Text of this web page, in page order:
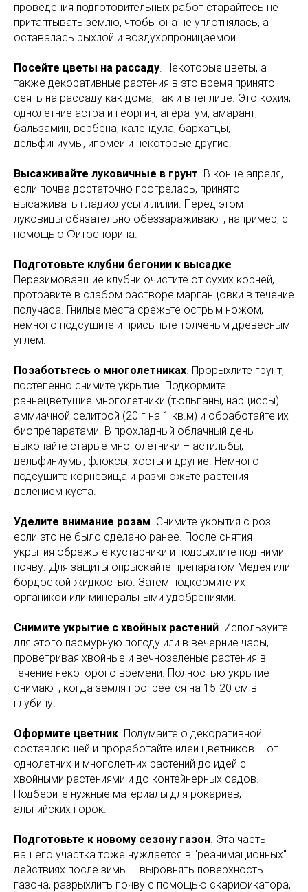
проведения подготовительных работ старайтесь не
притаптывать землю, чтобы она не уплотнялась, а
оставалась рыхлой и воздухопроницаемой.
Посейте цветы на рассаду. Некоторые цветы, а
также декоративные растения в это время принято
сеять на рассаду как дома, так и в теплице. Это кохия,
однолетние астра и георгин, агератум, амарант,
бальзамин, вербена, календула, бархатцы,
дельфиниумы, ипомеи и некоторые другие.
Высаживайте луковичные в грунт. В конце апреля,
если почва достаточно прогрелась, принято
высаживать гладиолусы и лилии. Перед этом
луковицы обязательно обеззараживают, например, с
помощью Фитоспорина.
Подготовьте клубни бегонии к высадке.
Перезимовавшие клубни очистите от сухих корней,
протравите в слабом растворе марганцовки в течение
получаса. Гнилые места срежьте острым ножом,
немного подсушите и присыпьте толченым древесным
углем.
Позаботьтесь о многолетниках. Прорыхлите грунт,
постепенно снимите укрытие. Подкормите
раннецветущие многолетники (тюльпаны, нарциссы)
аммиачной селитрой (20 г на 1 кв.м) и обработайте их
биопрепаратами. В прохладный облачный день
выкопайте старые многолетники – астильбы,
дельфиниумы, флоксы, хосты и другие. Немного
подсушите корневища и размножьте растения
делением куста.
Уделите внимание розам. Снимите укрытия с роз
если это не было сделано ранее. После снятия
укрытия обрежьте кустарники и подрыхлите под ними
почву. Для защиты опрыскайте препаратом Медея или
бордоской жидкостью. Затем подкормите их
органикой или минеральными удобрениями.
Снимите укрытие с хвойных растений. Используйте
для этого пасмурную погоду или в вечерние часы,
проветривая хвойные и вечнозеленые растения в
течение некоторого времени. Полностью укрытие
снимают, когда земля прогреется на 15-20 см в
глубину.
Оформите цветник. Подумайте о декоративной
составляющей и проработайте идеи цветников – от
однолетних и многолетних растений до идей с
хвойными растениями и до контейнерных садов.
Подберите нужные материалы для рокариев,
альпийских горок.
Подготовьте к новому сезону газон. Эта часть
вашего участка тоже нуждается в "реанимационных"
действиях после зимы – выровнять поверхность
газона, разрыхлить почву с помощью скарификатора,